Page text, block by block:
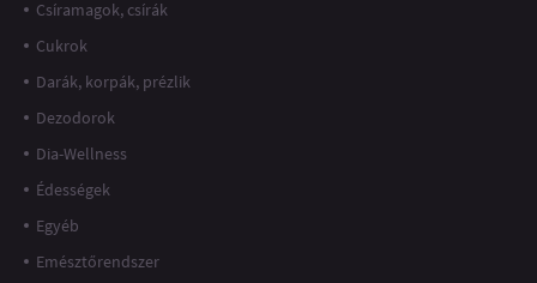
Csíramagok, csírák
Cukrok
Darák, korpák, prézlik
Dezodorok
Dia-Wellness
Édességek
Egyéb
Emésztőrendszer